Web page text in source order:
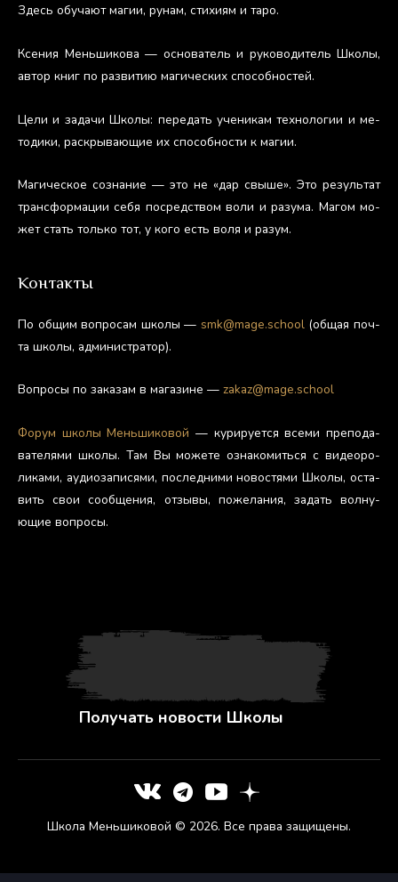
Здесь обу­ча­ют ма­гии, ру­нам, сти­хи­ям и та­ро.
Ксе­ния Мень­ши­кова — ос­но­ватель и ру­ково­дитель Шко­лы,
ав­тор книг по раз­ви­тию ма­гичес­ких спо­соб­ностей.
Це­ли и за­дачи Шко­лы: пе­редать уче­никам тех­но­логии и ме­
тоди­ки, рас­кры­ва­ющие их спо­соб­ности к ма­гии.
Ма­гичес­кое соз­на­ние — это не «дар свы­ше». Это ре­зуль­тат
тран­сфор­ма­ции се­бя пос­редс­твом во­ли и ра­зума. Ма­гом мо­
жет стать толь­ко тот, у ко­го есть во­ля и ра­зум.
Контакты
По об­щим воп­ро­сам шко­лы — smk@mage.school(об­щая поч­
та шко­лы, ад­ми­нис­тра­тор).
Воп­ро­сы по за­казам в ма­гази­не — zakaz@mage.school
Фо­рум шко­лы Мень­ши­ковой — ку­риру­ет­ся все­ми пре­пода­
вате­лями шко­лы. Там Вы мо­жете оз­на­комить­ся с ви­де­оро­
лика­ми, а­уди­оза­пися­ми, пос­ледни­ми но­вос­тя­ми Шко­лы, ос­та­
вить свои со­об­ще­ния, от­зы­вы, по­жела­ния, за­дать вол­ну­
ющие воп­ро­сы.
Получать новости Школы
Школа Меньшиковой © 2026. Все права защищены.